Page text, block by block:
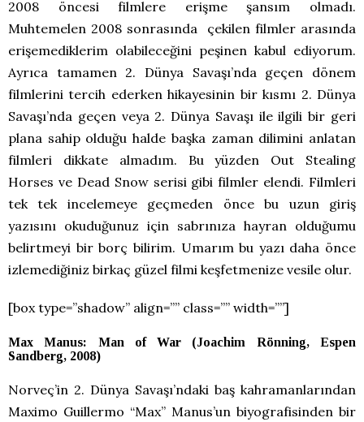
2008 öncesi filmlere erişme şansım olmadı.
Muhtemelen 2008 sonrasında çekilen filmler arasında
erişemediklerim olabileceğini peşinen kabul ediyorum.
Ayrıca tamamen 2. Dünya Savaşı’nda geçen dönem
filmlerini tercih ederken hikayesinin bir kısmı 2. Dünya
Savaşı’nda geçen veya 2. Dünya Savaşı ile ilgili bir geri
plana sahip olduğu halde başka zaman dilimini anlatan
filmleri dikkate almadım. Bu yüzden Out Stealing
Horses ve Dead Snow serisi gibi filmler elendi. Filmleri
tek tek incelemeye geçmeden önce bu uzun giriş
yazısını okuduğunuz için sabrınıza hayran olduğumu
belirtmeyi bir borç bilirim. Umarım bu yazı daha önce
izlemediğiniz birkaç güzel filmi keşfetmenize vesile olur.
[box type=”shadow” align=”” class=”” width=””]
Max Manus: Man of War (Joachim Rönning, Espen
Sandberg, 2008)
Norveç’in 2. Dünya Savaşı’ndaki baş kahramanlarından
Maximo Guillermo “Max” Manus’un biyografisinden bir